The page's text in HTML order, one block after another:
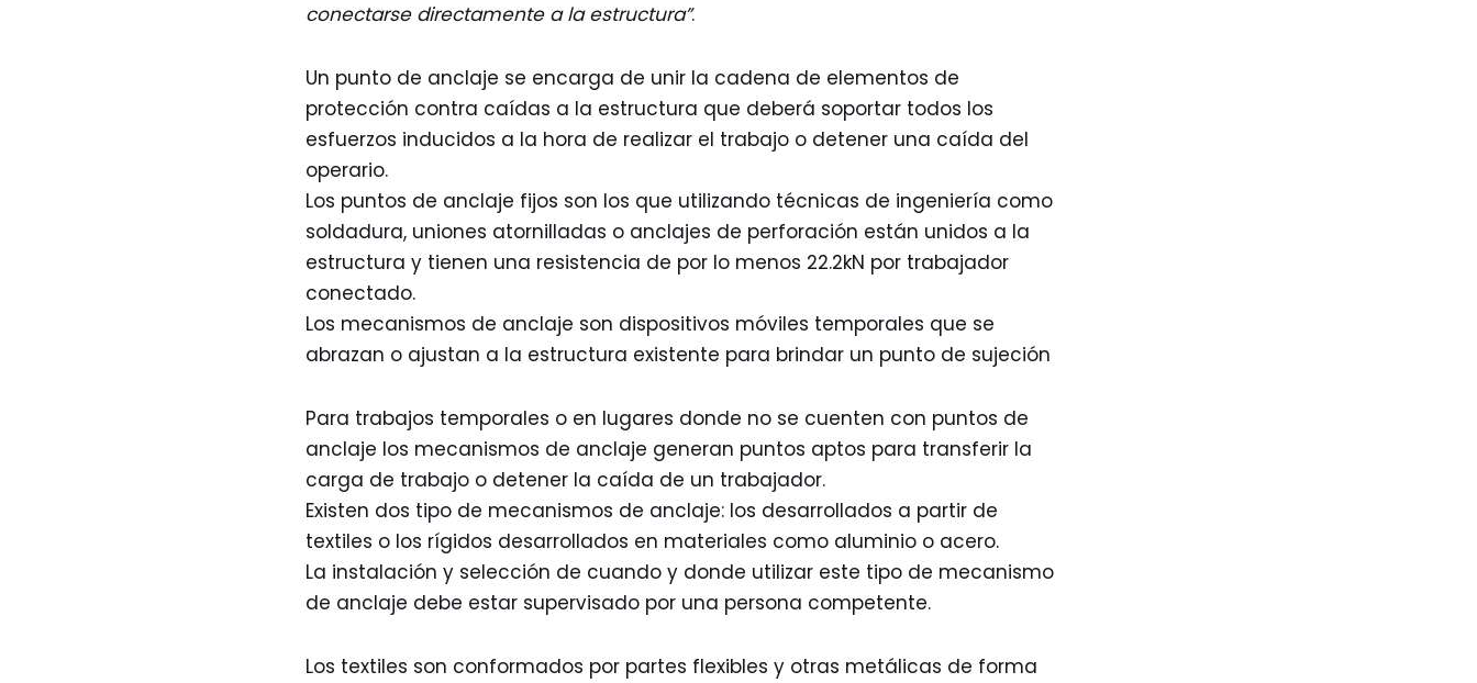
conectarse directamente a la estructura”.
Un punto de anclaje se encarga de unir la cadena de elementos de
protección contra caídas a la estructura que deberá soportar todos los
esfuerzos inducidos a la hora de realizar el trabajo o detener una caída del
operario.
Los puntos de anclaje fijos son los que utilizando técnicas de ingeniería como
soldadura, uniones atornilladas o anclajes de perforación están unidos a la
estructura y tienen una resistencia de por lo menos 22.2kN por trabajador
conectado.
Los mecanismos de anclaje son dispositivos móviles temporales que se
abrazan o ajustan a la estructura existente para brindar un punto de sujeción
Para trabajos temporales o en lugares donde no se cuenten con puntos de
anclaje los mecanismos de anclaje generan puntos aptos para transferir la
carga de trabajo o detener la caída de un trabajador.
Existen dos tipo de mecanismos de anclaje: los desarrollados a partir de
textiles o los rígidos desarrollados en materiales como aluminio o acero.
La instalación y selección de cuando y donde utilizar este tipo de mecanismo
de anclaje debe estar supervisado por una persona competente.
Los textiles son conformados por partes flexibles y otras metálicas de forma